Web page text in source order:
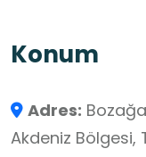
Güzergâhın
dönemine
antik dönemde
Konum
Adres:
Akdeniz Bölgesi,